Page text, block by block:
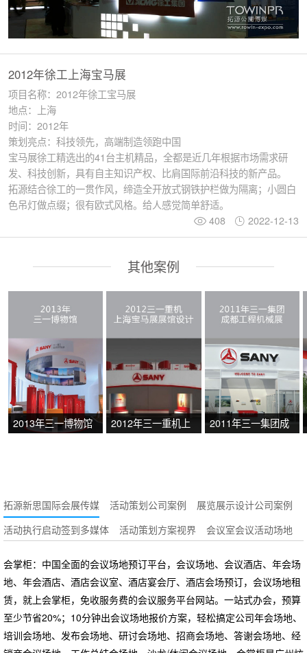
2012年徐工上海宝马展
项目名称：2012年徐工宝马展
地点：上海
时间：2012年
策划亮点：科技领先，高端制造领跑中国
宝马展徐工精选出的41台主机精品，全都是近几年根据市场需求研
发、科技创新，具有自主知识产权、比肩国际前沿科技的新产品。
拓源结合徐工的一贯作风，缔造全开放式钢铁护栏做为隔离；小圆白
色吊灯做点缀；很有欧式风格。给人感觉简单舒适。
408
2022-12-13
其他案例
2013年三一博物馆
2012年三一重机上
2011年三一集团成
拓源新思国际会展传媒 活动策划公司案例
展览展示设计公司案例
活动执行启动签到多媒体
活动策划方案视界 会议室会议活动场地
会掌柜：中国全面的会议场地预订平台，会议场地、会议酒店、年会场
地、年会酒店、酒店会议室、酒店宴会厅、酒店会场预订，会议场地租
赁，就上会掌柜，免收服务费的会议服务平台网站。一站式办会，预算
至少节省20%；10分钟出会议场地报价方案，轻松搞定公司年会场地、
培训会场地、发布会场地、研讨会场地、招商会场地、答谢会场地、经